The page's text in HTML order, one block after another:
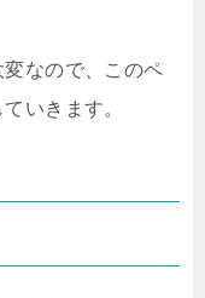
なので、このペ
ていきます。